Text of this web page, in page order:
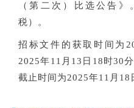
（第二次）比选公告
税）。
招标文件的获取时间为
2025年11月13日18时30
截止时间为2025年11月18